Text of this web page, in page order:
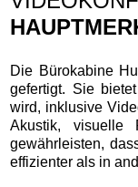
Die Bürokabine
gefertigt. Sie
wird, inklusive
Akustik, visuelle
gewährleisten,
effizienter als in